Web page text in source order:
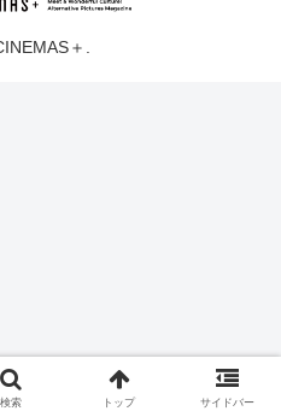
＋.
検索 トップ サイドバー